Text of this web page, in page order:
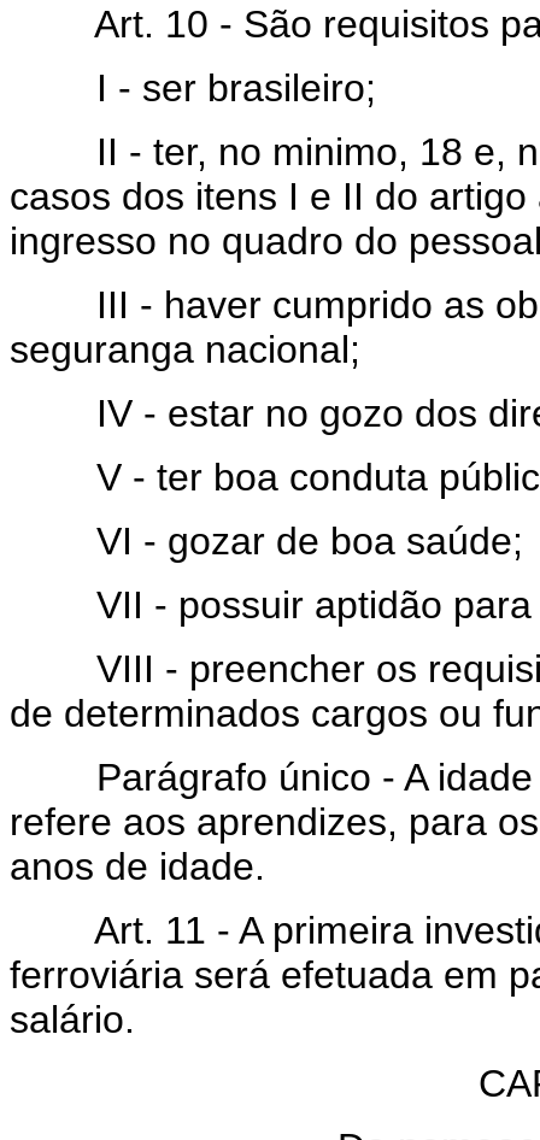
Art. 10 - São requisitos
I - ser brasileiro;
II - ter, no minimo, 18 e,
casos dos itens I e II do
ingresso no quadro do
III - haver cumprido as
seguranga nacional;
IV - estar no gozo dos
V - ter boa conduta
VI - gozar de boa saúde;
VII - possuir aptidão para
VIII - preencher os
de determinados cargos ou
Parágrafo único - A idade
refere aos aprendizes, para
anos de idade.
Art. 11 - A primeira
ferroviária será efetuada em
salário.